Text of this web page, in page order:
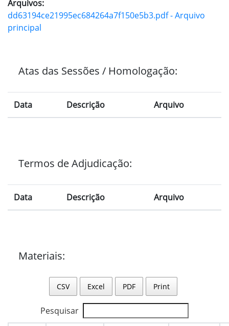
Arquivos:
dd63194ce21995ec684264a7f150e5b3.pdf - Arquivo
principal
Atas das Sessões / Homologação:
Data Descrição Arquivo
Termos de Adjudicação:
Data Descrição Arquivo
Materiais:
CSV Excel PDF Print
Pesquisar